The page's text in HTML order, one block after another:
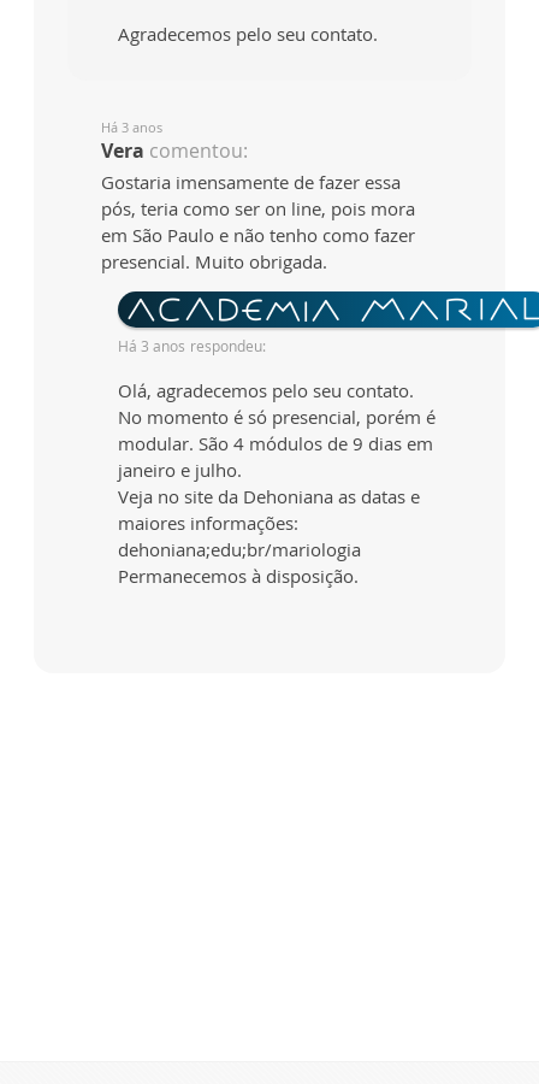
Agradecemos pelo seu contato.
Há 3 anos
Vera comentou:
Gostaria imensamente de fazer essa
pós, teria como ser on line, pois mora
em São Paulo e não tenho como fazer
presencial. Muito obrigada.
Há 3 anos respondeu:
Olá, agradecemos pelo seu contato.
No momento é só presencial, porém é
modular. São 4 módulos de 9 dias em
janeiro e julho.
Veja no site da Dehoniana as datas e
maiores informações:
dehoniana;edu;br/mariologia
Permanecemos à disposição.